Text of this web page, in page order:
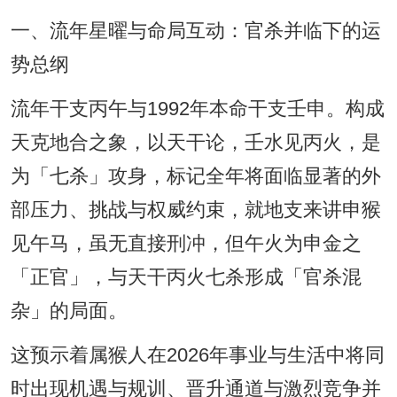
一、流年星曜与命局互动：官杀并临下的运
势总纲
流年干支丙午与1992年本命干支壬申。构成
天克地合之象，以天干论，壬水见丙火，是
为「七杀」攻身，标记全年将面临显著的外
部压力、挑战与权威约束，就地支来讲申猴
见午马，虽无直接刑冲，但午火为申金之
「正官」，与天干丙火七杀形成「官杀混
杂」的局面。
这预示着属猴人在2026年事业与生活中将同
时出现机遇与规训、晋升通道与激烈竞争并